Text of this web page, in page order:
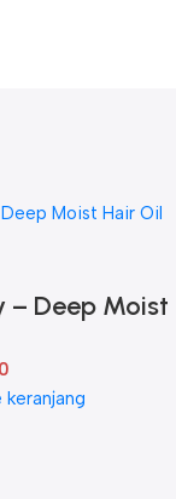
– Deep Moist
100ml
keranjang